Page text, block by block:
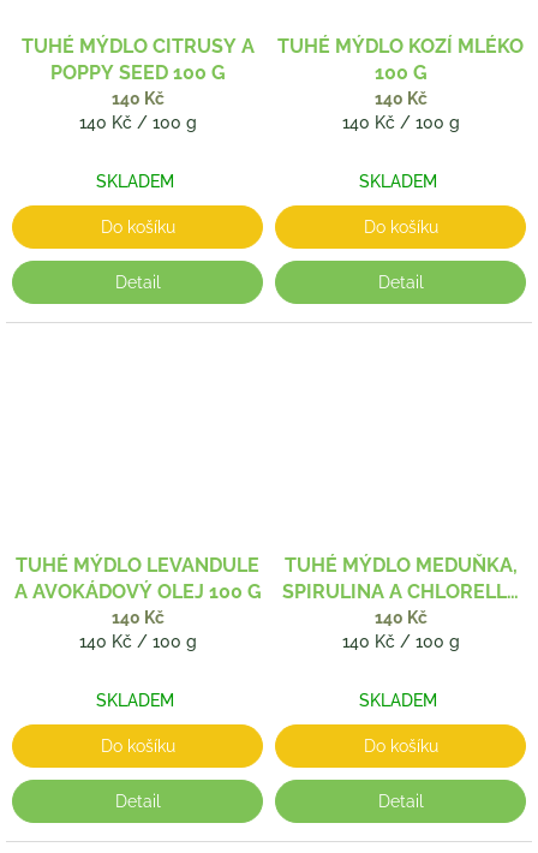
TUHÉ MÝDLO CITRUSY A
POPPY SEED 100 G
140 Kč
Měrná
140 Kč / 100 g
SKLADEM
Do košíku
Detail
TUHÉ MÝDLO KOZÍ MLÉKO
100 G
140 Kč
Měrná
140 Kč / 100 g
SKLADEM
Do košíku
Detail
TUHÉ MÝDLO LEVANDULE
A AVOKÁDOVÝ OLEJ 100 G
140 Kč
Měrná
140 Kč / 100 g
SKLADEM
Do košíku
Detail
TUHÉ MÝDLO MEDUŇKA,
SPIRULINA A CHLORELLA
100 G
140 Kč
Měrná
140 Kč / 100 g
SKLADEM
Do košíku
Detail